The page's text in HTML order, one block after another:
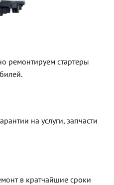
ремонтируем стартеры
на услуги, запчасти
в кратчайшие сроки